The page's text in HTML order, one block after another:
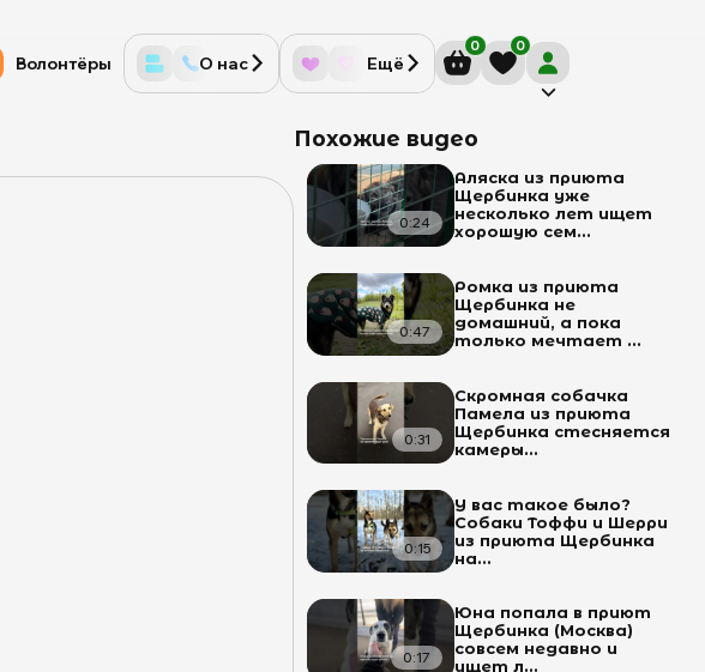
0 0
Волонтёры О нас Ещё
Похожие видео
0:24
Аляска из приюта
Щербинка уже
несколько лет ищет
хорошую сем...
0:47
Ромка из приюта
Щербинка не
домашний, а пока
только мечтает ...
0:31
Скромная собачка
Памела из приюта
Щербинка стесняется
камеры...
0:15
У вас такое было?
Собаки Тоффи и Шерри
из приюта Щербинка
на...
0:17
Юна попала в приют
Щербинка (Москва)
совсем недавно и
ищет л...